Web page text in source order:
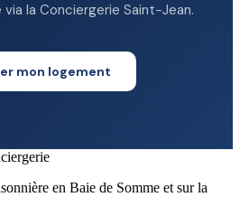
la Conciergerie Saint-Jean.
mon logement
en Baie de Somme et sur la